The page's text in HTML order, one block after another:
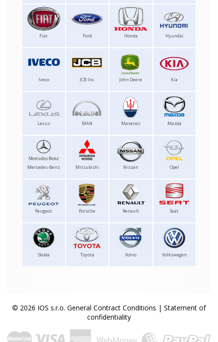
Fiat Ford Honda Hyundai
Iveco JCB Inc. John Deere Kia
Lexus MAN Maserati Mazda
Mercedes-Benz Mitsubishi Nissan Opel
Peugeot Porsche Renault Seat
Skoda Toyota Volvo Volkswagen
© 2026 IOS s.r.o. General Contract Conditions | Statement of
confidentiality